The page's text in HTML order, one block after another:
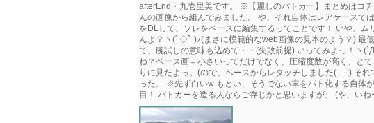
afterEnd・九壱里美です。 ※【麗しのパトカー】まとめはコ
んの画像から組んでみました。 や、それ自体はレアケースで
をDLして、ソレをベースに編集するってことです！ いや、
んよ？ヽ(ﾟ◇ﾟ )ﾉ(まさに模範的なweb画像の見本のよう？) 最
で、腕試しの意味も込めて・・(失敗前提) いってみよっ
ね？ベース画＝小さいってだけでなく、圧縮度数が高く、と
りに見たよっ。(ので、ベースからレタッチしました(-_-;) そ
った。 ※先ず白いw もとい、そうでない車をパト化する自体
目！ パトカーを造る人ならご存じかと思いますが、 (や、いね